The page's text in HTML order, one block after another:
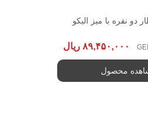
دو نفره با میز الیکو
۸۹,۴۵۰,۰۰۰ ریال
محصول